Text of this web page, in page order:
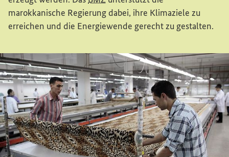
marokkanische Regierung dabei, ihre Klimaziele zu
erreichen und die Energiewende gerecht zu gestalten.